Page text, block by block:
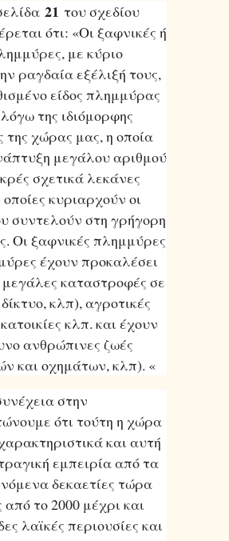
21 του σχεδίου
ότι: «Οι ξαφνικές ή
με κύριο
ραγδαία εξέλιξή τους,
είδος πλημμύρας
της ιδιόμορφης
χώρας μας, η οποία
μεγάλου αριθμού
σχετικά λεκάνες
κυριαρχούν οι
συντελούν στη γρήγορη
Οι ξαφνικές πλημμύρες
έχουν προκαλέσει
καταστροφές σε
κλπ), αγροτικές
κλπ. και έχουν
ανθρώπινες ζωές
και οχημάτων, κλπ). «
στην
ότι τούτη η χώρα
και αυτή
εμπειρία από τα
δεκαετίες τώρα
το 2000 μέχρι και
λαϊκές περιουσίες και